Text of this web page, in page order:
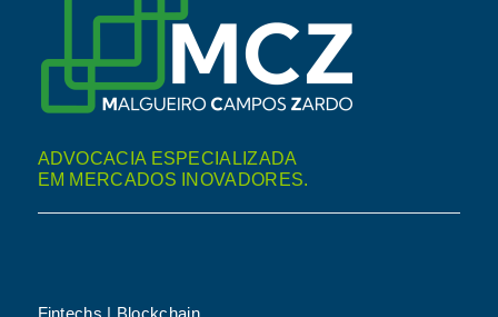
ADVOCACIA ESPECIALIZADA
EM MERCADOS INOVADORES.